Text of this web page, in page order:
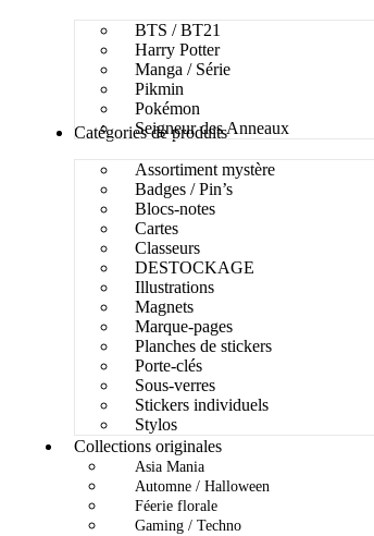
BTS / BT21
Harry Potter
Manga / Série
Pikmin
Pokémon
Seigneur des Anneaux
Catégories de produits
Assortiment mystère
Badges / Pin’s
Blocs-notes
Cartes
Classeurs
DESTOCKAGE
Illustrations
Magnets
Marque-pages
Planches de stickers
Porte-clés
Sous-verres
Stickers individuels
Stylos
Collections originales
Asia Mania
Automne / Halloween
Féerie florale
Gaming / Techno